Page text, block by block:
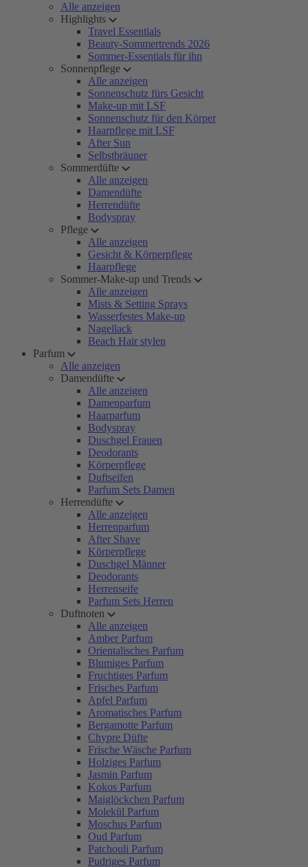
Alle anzeigen
Highlights
Travel Essentials
Beauty-Sommertrends 2026
Sommer-Essentials für ihn
Sonnenpflege
Alle anzeigen
Sonnenschutz fürs Gesicht
Make-up mit LSF
Sonnenschutz für den Körper
Haarpflege mit LSF
After Sun
Selbstbräuner
Sommerdüfte
Alle anzeigen
Damendüfte
Herrendüfte
Bodyspray
Pflege
Alle anzeigen
Gesicht & Körperpflege
Haarpflege
Sommer-Make-up und Trends
Alle anzeigen
Mists & Setting Sprays
Wasserfestes Make-up
Nagellack
Beach Hair stylen
Parfum
Alle anzeigen
Damendüfte
Alle anzeigen
Damenparfum
Haarparfum
Bodyspray
Duschgel Frauen
Deodorants
Körperpflege
Duftseifen
Parfum Sets Damen
Herrendüfte
Alle anzeigen
Herrenparfum
After Shave
Körperpflege
Duschgel Männer
Deodorants
Herrenseife
Parfum Sets Herren
Duftnoten
Alle anzeigen
Amber Parfum
Orientalisches Parfum
Blumiges Parfum
Fruchtiges Parfum
Frisches Parfum
Apfel Parfum
Aromatisches Parfum
Bergamotte Parfum
Chypre Düfte
Frische Wäsche Parfum
Holziges Parfum
Jasmin Parfum
Kokos Parfum
Maiglöckchen Parfum
Molekül Parfum
Moschus Parfum
Oud Parfum
Patchouli Parfum
Pudriges Parfum